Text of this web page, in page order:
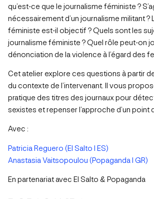
qu’est-ce que le journalisme féministe ?
nécessairement d’un journalisme militant ?
féministe est-il objectif ? Quels sont les
journalisme féministe ? Quel rôle peut-on
dénonciation de la violence à l’égard des
Cet atelier explore ces questions à partir
du contexte de l’intervenant. Il vous
pratique des titres des journaux pour
sexistes et repenser l’approche d’un point
Avec :
Patricia Reguero (El Salto I ES)
Anastasia Vaitsopoulou (Popaganda I GR)
En partenariat avec El Salto & Popaganda